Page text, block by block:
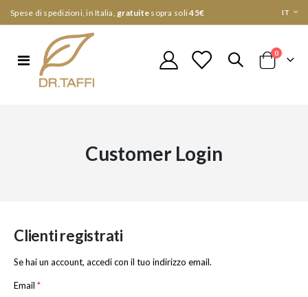
Spese di spedizioni, in Italia, gratuite sopra soli45€ Lingua
IT
Toggle
Nav
Cart
0elementi
Customer Login
Clienti registrati
Se hai un account, accedi con il tuo indirizzo email.
Email